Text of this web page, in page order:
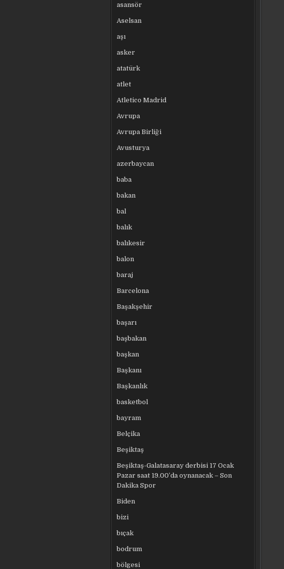
asansör
Aselsan
aşı
asker
atatürk
atlet
Atletico Madrid
Avrupa
Avrupa Birliği
Avusturya
azerbaycan
baba
bakan
bal
balık
balıkesir
balon
baraj
Barcelona
Başakşehir
başarı
başbakan
başkan
Başkanı
Başkanlık
basketbol
bayram
Belçika
Beşiktaş
Beşiktaş-Galatasaray derbisi 17 Ocak
Pazar saat 19.00’da oynanacak – Son
Dakika Spor
Biden
bizi
bıçak
bodrum
bölgesi